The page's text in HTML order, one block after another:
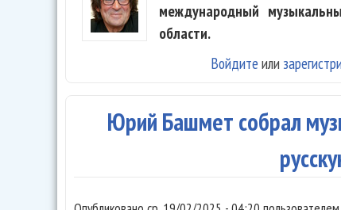
международный
области.
Войдите или
Юрий Башмет собрал